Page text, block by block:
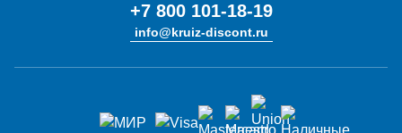
+7 800 101-18-19
info@kruiz-discont.ru